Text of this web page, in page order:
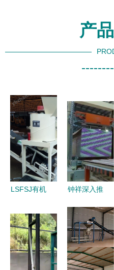
产
LSFSJ有机
式粉碎机
有机肥设备
中的高效翻
堆利器
钟祥深入推
构性改革
引领磷化产
业向绿色肥
业转型升级